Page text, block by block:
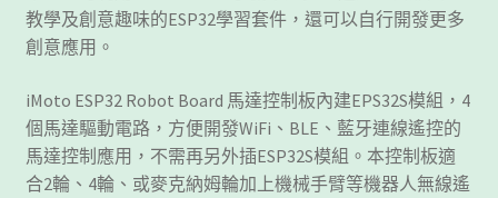
教學及創意趣味的ESP32學習套件，還可以自行開發更多
創意應用。
iMoto ESP32 Robot Board 馬達控制板內建EPS32S模組，4
個馬達驅動電路，方便開發WiFi、BLE、藍牙連線遙控的
馬達控制應用，不需再另外插ESP32S模組。本控制板適
合2輪、4輪、或麥克納姆輪加上機械手臂等機器人無線遙